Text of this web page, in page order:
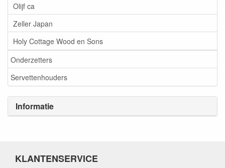
Olijf ca
Zeller Japan
Holy Cottage Wood en Sons
Onderzetters
Servettenhouders
Informatie
KLANTENSERVICE